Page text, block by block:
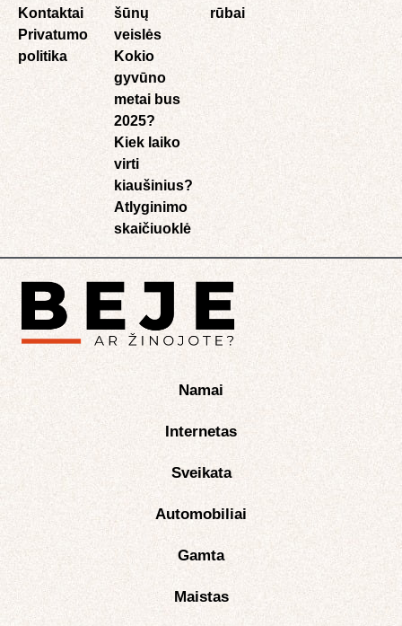
Kontaktai
Privatumo
politika
šūnų
veislės
Kokio
gyvūno
metai bus
2025?
Kiek laiko
virti
kiaušinius?
Atlyginimo
skaičiuoklė​
rūbai
Namai
Internetas
Sveikata
Automobiliai
Gamta
Maistas